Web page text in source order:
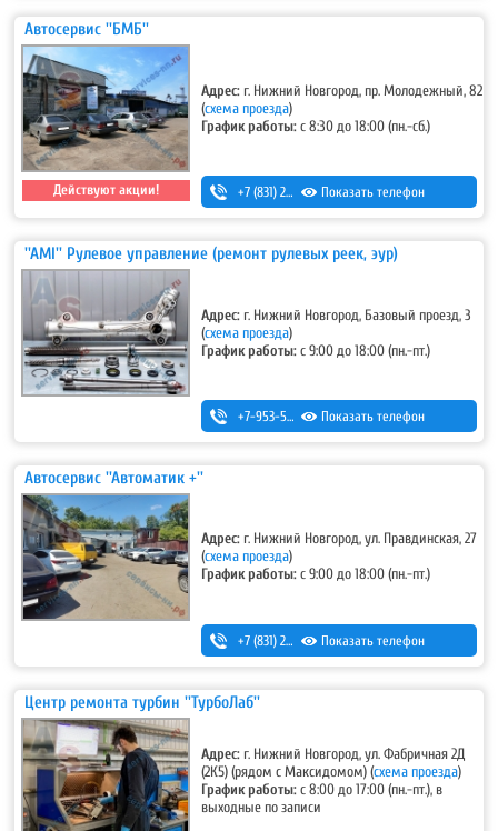
Автосервис ''БМБ''
Действуют акции!
Адрес: г. Нижний Новгород, пр. Молодежный, 82
(схема проезда)
График работы:с 8:30 до 18:00 (пн.-сб.)
+7 (831) 293-54-00
,
+7-920-298-42-33
Показать телефон
''AMI'' Рулевое управление (ремонт рулевых реек, эур)
Адрес: г. Нижний Новгород, Базовый проезд, 3
(схема проезда)
График работы:с 9:00 до 18:00 (пн.-пт.)
+7-953-555-32-32 ,+7-930-712-30-40
Показать телефон
Автосервис ''Автоматик +''
Адрес: г. Нижний Новгород, ул. Правдинская, 27
(схема проезда)
График работы:с 9:00 до 18:00 (пн.-пт.)
+7 (831) 251-54-99 Показать телефон
Центр ремонта турбин ''ТурбоЛаб''
Адрес: г. Нижний Новгород, ул. Фабричная 2Д
(2К5)(рядом с Максидомом) (схема проезда)
График работы:с 8:00 до 17:00 (пн.-пт.), в
выходные по записи